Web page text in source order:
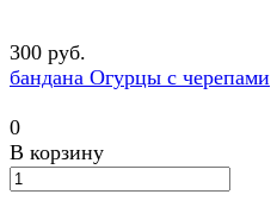
300 руб.
бандана Огурцы с черепами
0
В корзину